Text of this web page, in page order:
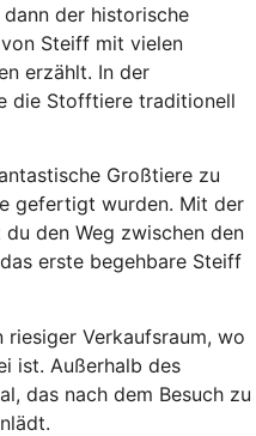
der historische
Steiff mit vielen
erzählt. In der
die Stofftiere traditionell
Großtiere zu
gefertigt wurden. Mit der
den Weg zwischen den
erste begehbare Steiff
Verkaufsraum, wo
ist. Außerhalb des
das nach dem Besuch zu